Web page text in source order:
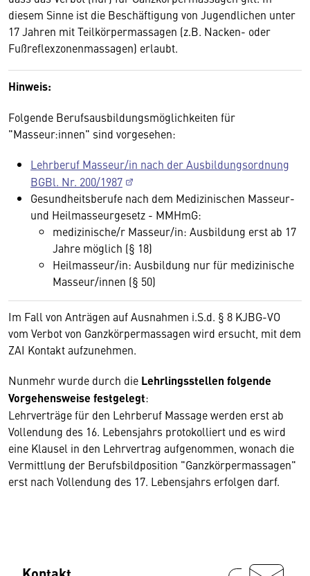
diesem Sinne ist die Beschäftigung von Jugendlichen unter
17 Jahren mit Teilkörpermassagen (z.B. Nacken- oder
Fußreflexzonenmassagen) erlaubt.
Hinweis:
Folgende Berufsausbildungsmöglichkeiten für
"Masseur:innen" sind vorgesehen:
Lehrberuf Masseur/in nach der Ausbildungsordnung
BGBl. Nr. 200/1987
Gesundheitsberufe nach dem Medizinischen Masseur-
und Heilmasseurgesetz - MMHmG:
medizinische/r Masseur/in: Ausbildung erst ab 17
Jahre möglich (§ 18)
Heilmasseur/in: Ausbildung nur für medizinische
Masseur/innen (§ 50)
Im Fall von Anträgen auf Ausnahmen i.S.d. § 8 KJBG-VO
vom Verbot von Ganzkörpermassagen wird ersucht, mit dem
ZAI Kontakt aufzunehmen.
Nunmehr wurde durch die Lehrlingsstellen folgende
Vorgehensweise festgelegt:
Lehrverträge für den Lehrberuf Massage werden erst ab
Vollendung des 16. Lebensjahrs protokolliert und es wird
eine Klausel in den Lehrvertrag aufgenommen, wonach die
Vermittlung der Berufsbildposition "Ganzkörpermassagen"
erst nach Vollendung des 17. Lebensjahrs erfolgen darf.